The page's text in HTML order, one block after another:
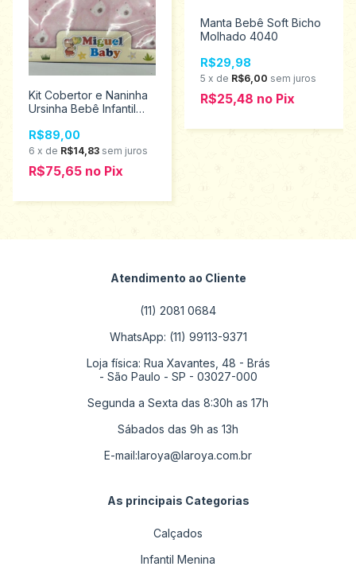
Kit Cobertor e Naninha
Ursinha Bebê Infantil
PS189.0029
R$89,00
6 x de R$14,83 sem juros
R$75,65 no Pix
Manta Bebê Soft Bicho
Molhado 4040
R$29,98
5 x de R$6,00 sem juros
R$25,48 no Pix
Atendimento ao Cliente
(11) 2081 0684
WhatsApp: (11) 99113-9371
Loja física: Rua Xavantes, 48 - Brás
- São Paulo - SP - 03027-000
Segunda a Sexta das 8:30h as 17h
Sábados das 9h as 13h
E-mail:laroya@laroya.com.br
As principais Categorias
Calçados
Infantil Menina